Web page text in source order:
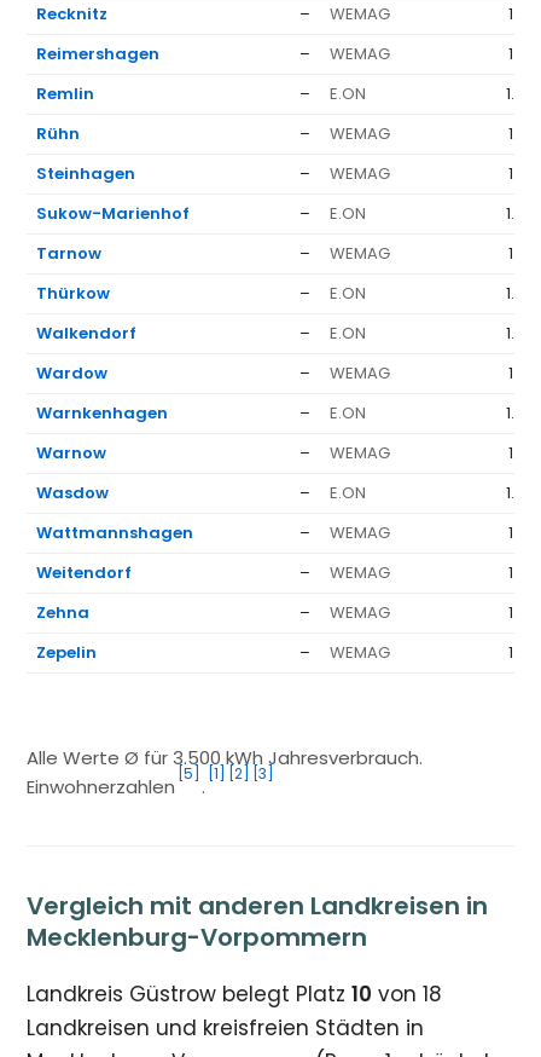
Recknitz
– WEMAG
Reimershagen
– WEMAG
Remlin
– E.ON
Rühn
– WEMAG
Steinhagen
– WEMAG
Sukow-Marienhof
– E.ON
Tarnow
– WEMAG
Thürkow
– E.ON
Walkendorf
– E.ON
Wardow
– WEMAG
Warnkenhagen
– E.ON
Warnow
– WEMAG
Wasdow
– E.ON
Wattmannshagen
– WEMAG
Weitendorf
– WEMAG
Zehna
– WEMAG
Zepelin
– WEMAG
Alle Werte Ø für 3.500 kWh Jahresverbrauch.
Einwohnerzahlen
[5]
.
[1] [2] [3]
Vergleich mit anderen Landkreisen in
Mecklenburg-Vorpommern
Landkreis Güstrow belegt Platz10 von 18
Landkreisen und kreisfreien Städten in